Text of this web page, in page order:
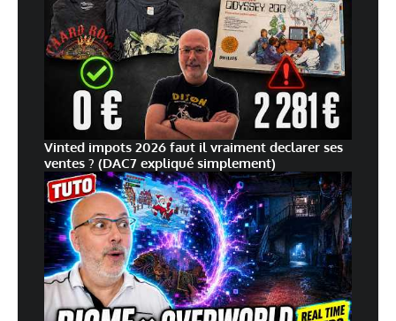
Vinted impots 2026 faut il vraiment declarer ses
ventes ? (DAC7 expliqué simplement)